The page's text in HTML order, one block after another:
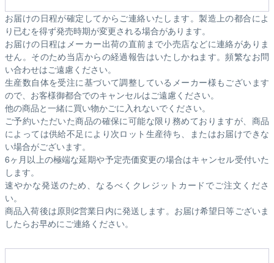
お届けの日程が確定してからご連絡いたします。製造上の都合によ
り已むを得ず発売時期が変更される場合があります。
お届けの日程はメーカー出荷の直前まで小売店などに連絡がありま
せん。そのため当店からの経過報告はいたしかねます。頻繁なお問
い合わせはご遠慮ください。
生産数自体を受注に基づいて調整しているメーカー様もございます
ので、お客様御都合でのキャンセルはご遠慮ください。
他の商品と一緒に買い物かごに入れないでください。
ご予約いただいた商品の確保に可能な限り務めておりますが、商品
によっては供給不足により次ロット生産待ち、またはお届けできな
い場合がございます。
6ヶ月以上の極端な延期や予定売価変更の場合はキャンセル受付いた
します。
速やかな発送のため、なるべくクレジットカードでご注文くださ
い。
商品入荷後は原則2営業日内に発送します。お届け希望日等ございま
したらお早めにご連絡ください。